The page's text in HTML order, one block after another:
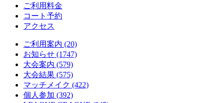
ご利用料金
コート予約
アクセス
ご利用案内 (20)
お知らせ (1747)
大会案内 (579)
大会結果 (575)
マッチメイク (422)
個人参加 (392)